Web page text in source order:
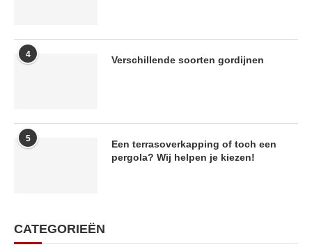
4 Verschillende soorten gordijnen
5
Een terrasoverkapping of toch een
pergola? Wij helpen je kiezen!
CATEGORIEËN